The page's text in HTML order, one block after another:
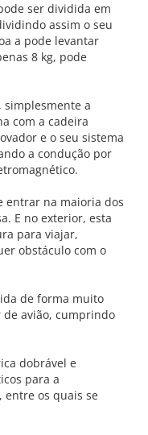
ser dividida em
assim o seu
a pode levantar
8 kg, pode
simplesmente a
com a cadeira
e o seu sistema
a condução por
entrar na maioria dos
E no exterior, esta
para viajar,
obstáculo com o
de forma muito
avião, cumprindo
dobrável e
para a
entre os quais se